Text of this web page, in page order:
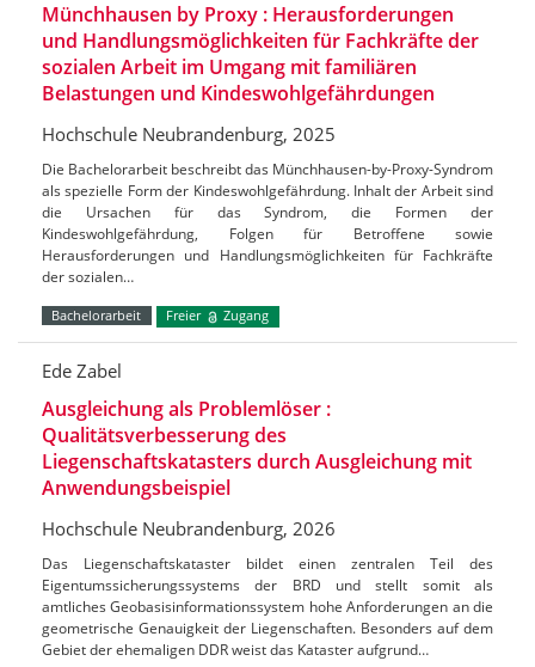
Münchhausen by Proxy : Herausforderungen
und Handlungsmöglichkeiten für Fachkräfte der
sozialen Arbeit im Umgang mit familiären
Belastungen und Kindeswohlgefährdungen
Hochschule Neubrandenburg, 2025
Die Bachelorarbeit beschreibt das Münchhausen-by-Proxy-Syndrom
als spezielle Form der Kindeswohlgefährdung. Inhalt der Arbeit sind
die Ursachen für das Syndrom, die Formen der
Kindeswohlgefährdung, Folgen für Betroffene sowie
Herausforderungen und Handlungsmöglichkeiten für Fachkräfte
der sozialen…
Bachelorarbeit Freier Zugang
Ede Zabel
Ausgleichung als Problemlöser :
Qualitätsverbesserung des
Liegenschaftskatasters durch Ausgleichung mit
Anwendungsbeispiel
Hochschule Neubrandenburg, 2026
Das Liegenschaftskataster bildet einen zentralen Teil des
Eigentumssicherungssystems der BRD und stellt somit als
amtliches Geobasisinformationssystem hohe Anforderungen an die
geometrische Genauigkeit der Liegenschaften. Besonders auf dem
Gebiet der ehemaligen DDR weist das Kataster aufgrund…